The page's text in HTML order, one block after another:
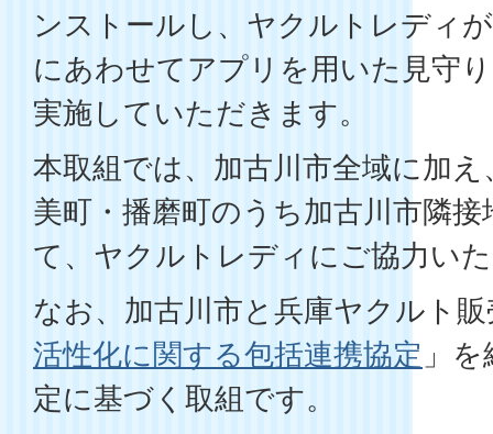
ンストールし、ヤクルトレディ
にあわせてアプリを用いた見守
実施していただきます。
本取組では、加古川市全域に加
美町・播磨町のうち加古川市隣
て、ヤクルトレディにご協力い
なお、加古川市と兵庫ヤクルト
活性化に関する包括連携協定 」
定に基づく取組です。